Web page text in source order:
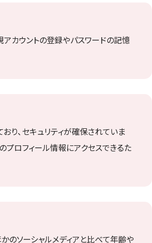
カウントの登録やパスワードの記憶
り、セキュリティが確保されていま
プロフィール情報にアクセスできるた
のソーシャルメディアと比べて年齢や